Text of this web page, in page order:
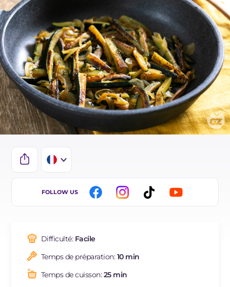
IT
BR
DE
NL
FOLLOW US
Difficulté: Facile
Temps de préparation:10 min
Temps de cuisson:25 min